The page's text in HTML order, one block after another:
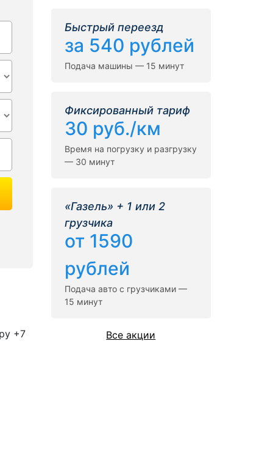
+7
Быстрый переезд
за 540 рублей
Подача машины — 15 минут
Фиксированный тариф
30 руб./км
Время на погрузку и разгрузку
— 30 минут
«Газель» + 1 или 2
грузчика
от 1590
рублей
Подача авто с грузчиками —
15 минут
Все акции